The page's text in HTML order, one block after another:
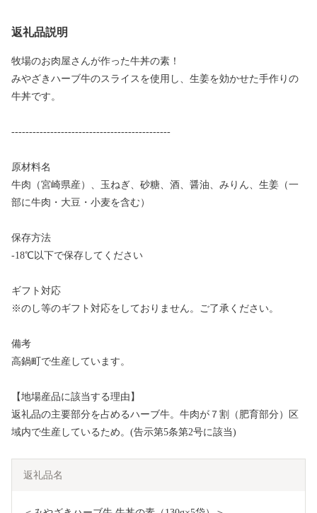
返礼品説明
牧場のお肉屋さんが作った牛丼の素！
みやざきハーブ牛のスライスを使用し、生姜を効かせた手作りの
牛丼です。
---------------------------------------------
原材料名
牛肉（宮崎県産）、玉ねぎ、砂糖、酒、醤油、みりん、生姜（一
部に牛肉・大豆・小麦を含む）
保存方法
-18℃以下で保存してください
ギフト対応
※のし等のギフト対応をしておりません。ご了承ください。
備考
高鍋町で生産しています。
【地場産品に該当する理由】
返礼品の主要部分を占めるハーブ牛。牛肉が７割（肥育部分）区
域内で生産しているため。(告示第5条第2号に該当)
返礼品名